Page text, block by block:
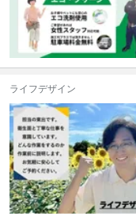
ライフデザイン